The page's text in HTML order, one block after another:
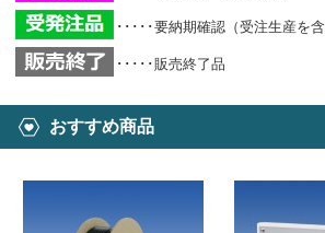
･････要納期確認（受注生産を含
･････販売終了品
おすすめ商品